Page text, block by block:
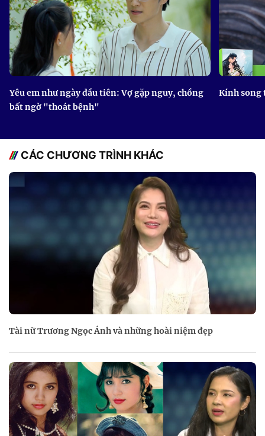
Yêu em như ngày đầu tiên: Vợ gặp nguy, chồng
bất ngờ "thoát bệnh"
Kính song
CÁC CHƯƠNG TRÌNH KHÁC
Tài nữ Trương Ngọc Ánh và những hoài niệm đẹp